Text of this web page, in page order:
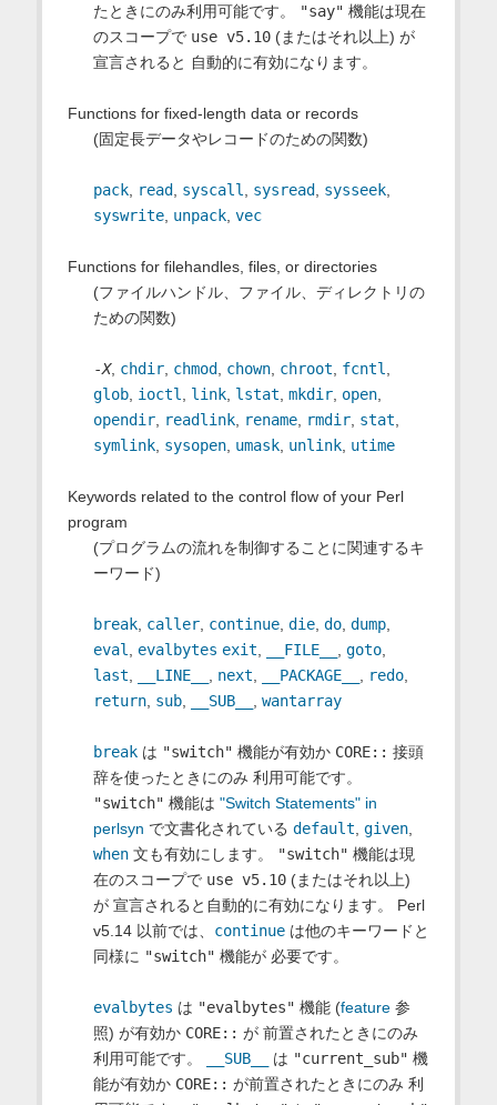
たときにのみ利用可能です。
"say" 機能は現在
のスコープで use v5.10(またはそれ以上) が
宣言されると 自動的に有効になります。
Functions for fixed-length data or records
(固定長データやレコードのための関数)
pack, read syscall sysread sysseek,
syswrite, unpack, vec
Functions for filehandles, files, or directories
(ファイルハンドル、ファイル、ディレクトリの
ための関数)
-X, chdir, chmod chown, chroot fcntl
glob, ioctl link, lstat mkdir, open,
opendir, readlink, rename, rmdir, stat
symlink, sysopen, umask, unlink, utime
Keywords related to the control flow of your Perl
program
(プログラムの流れを制御することに関連するキ
ーワード)
break, caller, continue, die, do, dump,
eval
evalbytes exit __FILE__ goto,
last
__LINE__ next __PACKAGE__ redo,
return, sub, __SUB__ wantarray
breakは "switch" 機能が有効か CORE:: 接頭
辞を使ったときにのみ 利用可能です。
"switch" 機能は "Switch Statements" in
perlsyn で文書化されている default given,
when文も有効にします。 "switch" 機能は現
在のスコープで use v5.10(またはそれ以上)
が 宣言されると自動的に有効になります。 Perl
v5.14 以前では、 continueは他のキーワードと
同様に "switch" 機能が 必要です。
evalbytes は "evalbytes" 機能 (feature参
照) が有効か CORE:: が 前置されたときにのみ
利用可能です。
__SUB__ は "current_sub" 機
能が有効か CORE:: が前置されたときにのみ 利